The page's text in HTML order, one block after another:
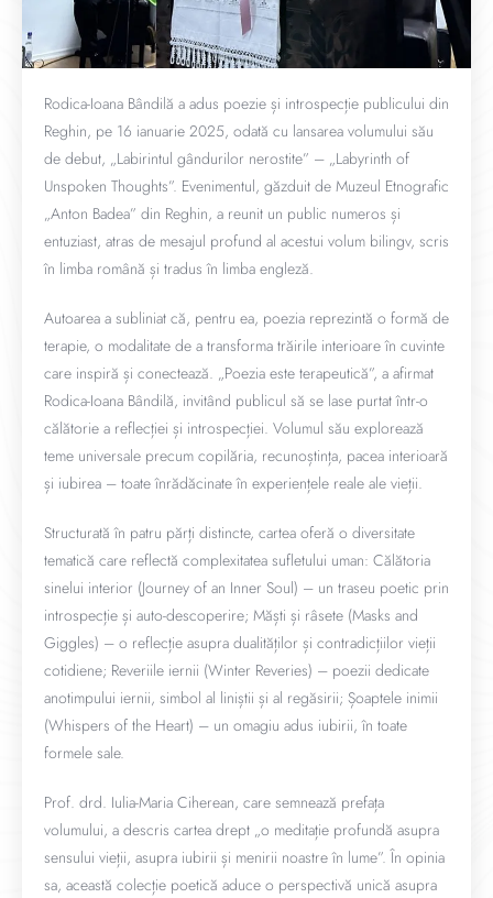
Rodica-Ioana Bândilă a adus poezie și introspecție publicului din
Reghin, pe 16 ianuarie 2025, odată cu lansarea volumului său
de debut, „Labirintul gândurilor nerostite” – „Labyrinth of
Unspoken Thoughts”. Evenimentul, găzduit de Muzeul Etnografic
„Anton Badea” din Reghin, a reunit un public numeros și
entuziast, atras de mesajul profund al acestui volum bilingv, scris
în limba română și tradus în limba engleză.
Autoarea a subliniat că, pentru ea, poezia reprezintă o formă de
terapie, o modalitate de a transforma trăirile interioare în cuvinte
care inspiră și conectează. „Poezia este terapeutică”, a afirmat
Rodica-Ioana Bândilă, invitând publicul să se lase purtat într-o
călătorie a reflecției și introspecției. Volumul său explorează
teme universale precum copilăria, recunoștința, pacea interioară
și iubirea – toate înrădăcinate în experiențele reale ale vieții.
Structurată în patru părți distincte, cartea oferă o diversitate
tematică care reflectă complexitatea sufletului uman: Călătoria
sinelui interior (Journey of an Inner Soul) – un traseu poetic prin
introspecție și auto-descoperire; Măști și râsete (Masks and
Giggles) – o reflecție asupra dualităților și contradicțiilor vieții
cotidiene; Reveriile iernii (Winter Reveries) – poezii dedicate
anotimpului iernii, simbol al liniștii și al regăsirii; Șoaptele inimii
(Whispers of the Heart) – un omagiu adus iubirii, în toate
formele sale.
Prof. drd. Iulia-Maria Ciherean, care semnează prefața
volumului, a descris cartea drept „o meditație profundă asupra
sensului vieții, asupra iubirii și menirii noastre în lume”. În opinia
sa, această colecție poetică aduce o perspectivă unică asupra